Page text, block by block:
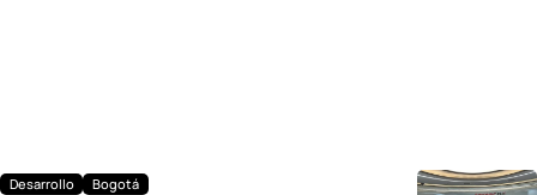
Desarrollo
Bogotá